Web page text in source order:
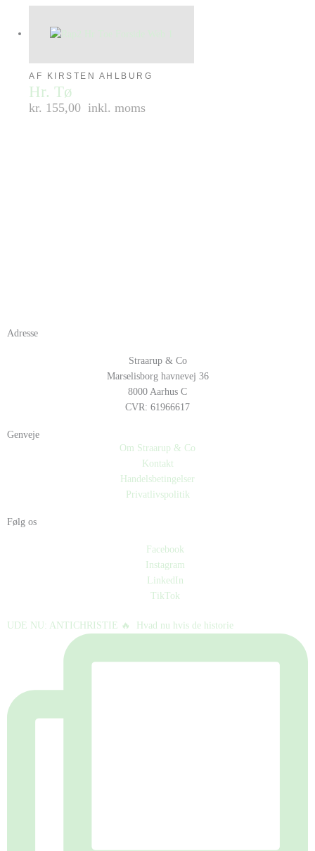
AF KIRSTEN AHLBURG
Hr. Tø
kr. 155,00 inkl. moms
Adresse
Straarup & Co
Marselisborg havnevej 36
8000 Aarhus C
CVR: 61966617
Genveje
Om Straarup & Co
Kontakt
Handelsbetingelser
Privatlivspolitik
Følg os
Facebook
Instagram
LinkedIn
TikTok
UDE NU: ANTICHRISTIE 🔥⁠ ⁠ Hvad nu hvis de historie